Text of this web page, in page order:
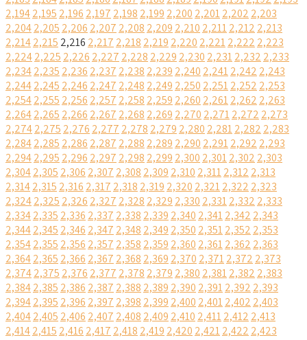
2,1942,195 2,196 2,197 2,198 2,199 2,200 2,2012,202 2,203
2,2042,205 2,206 2,207 2,208 2,209 2,210 2,2112,212 2,213
2,2142,215 2,216 2,217 2,218 2,219 2,220 2,2212,222 2,223
2,2242,225 2,226 2,227 2,228 2,229 2,230 2,2312,232 2,233
2,2342,235 2,236 2,237 2,238 2,239 2,240 2,2412,242 2,243
2,2442,245 2,246 2,247 2,248 2,249 2,250 2,2512,252 2,253
2,2542,255 2,256 2,257 2,258 2,259 2,260 2,2612,262 2,263
2,2642,265 2,266 2,267 2,268 2,269 2,270 2,2712,272 2,273
2,2742,275 2,276 2,277 2,278 2,279 2,280 2,2812,282 2,283
2,2842,285 2,286 2,287 2,288 2,289 2,290 2,2912,292 2,293
2,2942,295 2,296 2,297 2,298 2,299 2,300 2,3012,302 2,303
2,3042,305 2,306 2,307 2,308 2,309 2,310 2,3112,312 2,313
2,3142,315 2,316 2,317 2,318 2,319 2,320 2,3212,322 2,323
2,3242,325 2,326 2,327 2,328 2,329 2,330 2,3312,332 2,333
2,3342,335 2,336 2,337 2,338 2,339 2,340 2,3412,342 2,343
2,3442,345 2,346 2,347 2,348 2,349 2,350 2,3512,352 2,353
2,3542,355 2,356 2,357 2,358 2,359 2,360 2,3612,362 2,363
2,3642,365 2,366 2,367 2,368 2,369 2,370 2,3712,372 2,373
2,3742,375 2,376 2,377 2,378 2,379 2,380 2,3812,382 2,383
2,3842,385 2,386 2,387 2,388 2,389 2,390 2,3912,392 2,393
2,3942,395 2,396 2,397 2,398 2,399 2,400 2,4012,402 2,403
2,4042,405 2,406 2,407 2,408 2,409 2,410 2,4112,412 2,413
2,4142,415 2,416 2,417 2,418 2,419 2,420 2,4212,422 2,423